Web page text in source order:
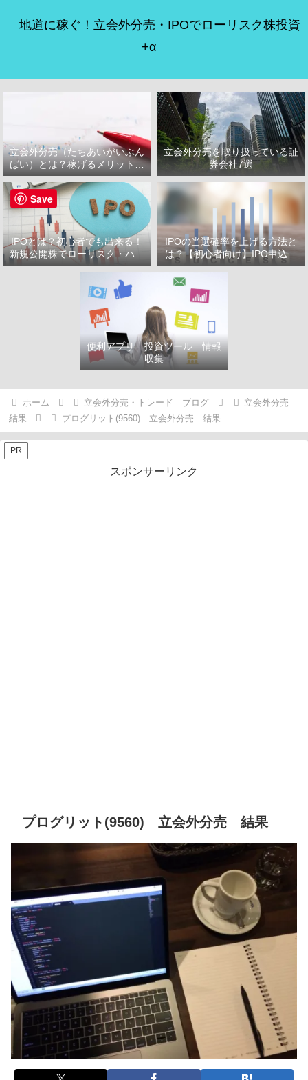
地道に稼ぐ！立会外分売・IPOでローリスク株投資
+α
立会外分売（たちあいがいぶん
ばい）とは？稼げるメリット・
デメリット
立会外分売を取り扱っている証
券会社7選
IPOとは？初心者でも出来る！
新規公開株でローリスク・ハイ
リターン投資をはじめよう！
IPOの当選確率を上げる方法と
は？【初心者向け】IPO申込で
選ぶべき証券会社
便利アプリ 投資ツール 情報
収集
ホーム 立会外分売・トレード ブログ
立会外分売
結果
プログリット(9560) 立会外分売 結果
PR
スポンサーリンク
プログリット(9560) 立会外分売 結果
Save